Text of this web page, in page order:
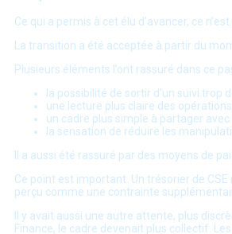
Ce qui a permis à cet élu d’avancer, ce
La transition a été acceptée à partir du
Plusieurs éléments l’ont rassuré dans ce
la possibilité de sortir d’un suivi trop
une lecture plus claire des opérations
un cadre plus simple à partager avec
la sensation de réduire les
Il a aussi été rassuré par des moyens de
Ce point est important. Un trésorier de
perçu comme une contrainte
Il y avait aussi une autre attente, plus
Finance, le cadre devenait plus collectif.